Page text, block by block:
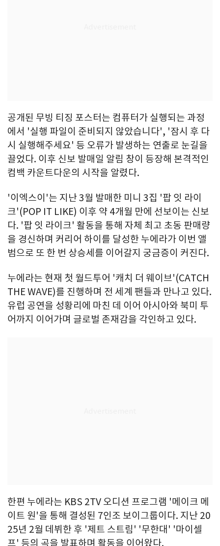
공개된 무빙 티징 포스터는 컴퓨터가 실행되는 과정
에서 '실행 파일이 준비되지 않았습니다', '잠시 후 다
시 실행해주세요' 등 오류가 발생하는 연출로 눈길을
끌었다. 이후 신보 발매일 알림 창이 등장해 본격적인
컴백 카운트다운의 시작을 알렸다.
'이엑스이'는 지난 3월 발매한 미니 3집 '팝 잇 라이
크'(POP IT LIKE) 이후 약 4개월 만에 선보이는 신보
다. '팝 잇 라이크' 활동을 통해 자체 최고 초동 판매량
을 경신하며 커리어 하이를 달성한 누에라가 이번 앨
범으로 또 한 번 상승세를 이어갈지 궁금증이 커진다.
누에라는 현재 첫 월드투어 '캐치 더 웨이브'(CATCH
THE WAVE)를 진행하며 전 세계 팬들과 만나고 있다.
유럽 공연을 성황리에 마친 데 이어 아시아와 북미 투
어까지 이어가며 글로벌 존재감을 각인하고 있다.
한편 누에라는 KBS 2TV 오디션 프로그램 '메이크 메
이트 원'을 통해 결성된 7인조 보이그룹이다. 지난 20
25년 2월 데뷔한 후 '제트 스트림' '무한대' '마이셀
프' 등의 곡을 발표하며 활동을 이어왔다.